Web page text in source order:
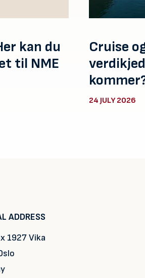
kan du
til NME
Cruise
24 JULY 2026
ADDRESS
1927 Vika